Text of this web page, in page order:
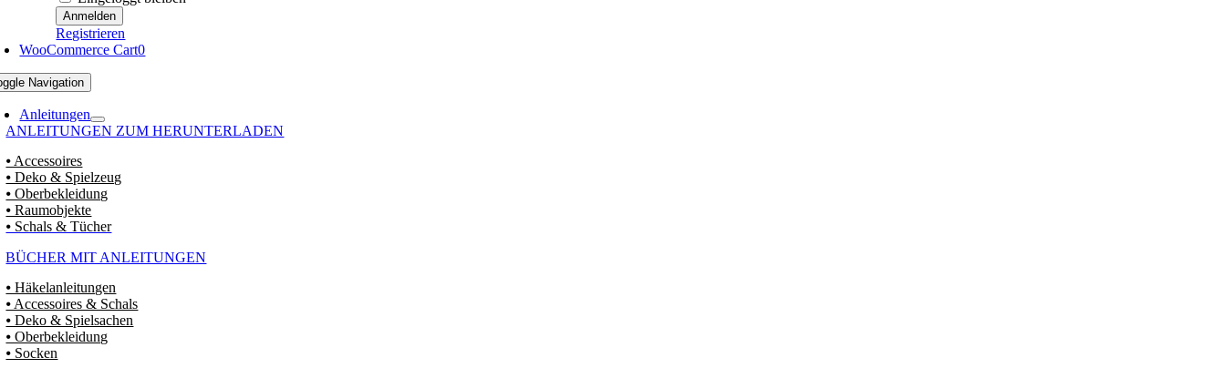
Registrieren
WooCommerce Cart0
Navigation
Anleitungen
ANLEITUNGEN ZUM HERUNTERLADEN
⦁ Accessoires
⦁ Deko & Spielzeug
⦁ Oberbekleidung
⦁ Raumobjekte
⦁ Schals & Tücher
BÜCHER MIT ANLEITUNGEN
⦁ Häkelanleitungen
⦁ Accessoires & Schals
⦁ Deko & Spielsachen
⦁ Oberbekleidung
⦁ Socken